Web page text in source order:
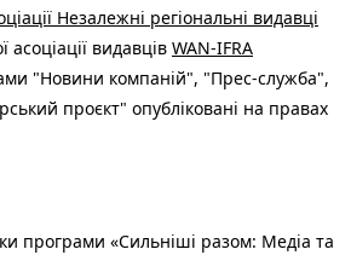
Незалежні регіональні видавці
асоціації видавців WAN-IFRA
"Новини компаній", "Прес-служба",
проєкт" опубліковані на правах
програми «Сильніші разом: Медіа та